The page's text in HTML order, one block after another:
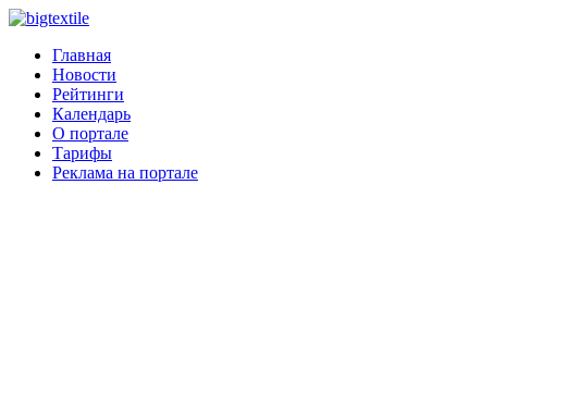
Главная
Новости
Рейтинги
Календарь
О портале
Тарифы
Реклама на портале